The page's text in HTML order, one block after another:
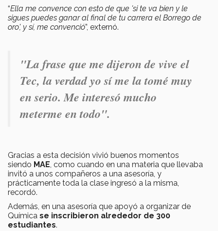
“Ella me convence con esto de que 'si te va bien y le
sigues puedes ganar al final de tu carrera el Borrego de
oro', y sí, me convenció”, externó.
"La frase que me dijeron de vive el
Tec, la verdad yo sí me la tomé muy
en serio. Me interesó mucho
meterme en todo".
Gracias a esta decisión vivió buenos momentos
siendo MAE, como cuando en una materia que llevaba
invitó a unos compañeros a una asesoría, y
prácticamente toda la clase ingresó a la misma,
recordó.
Además, en una asesoría que apoyó a organizar de
Química se inscribieron alrededor de 300
estudiantes.